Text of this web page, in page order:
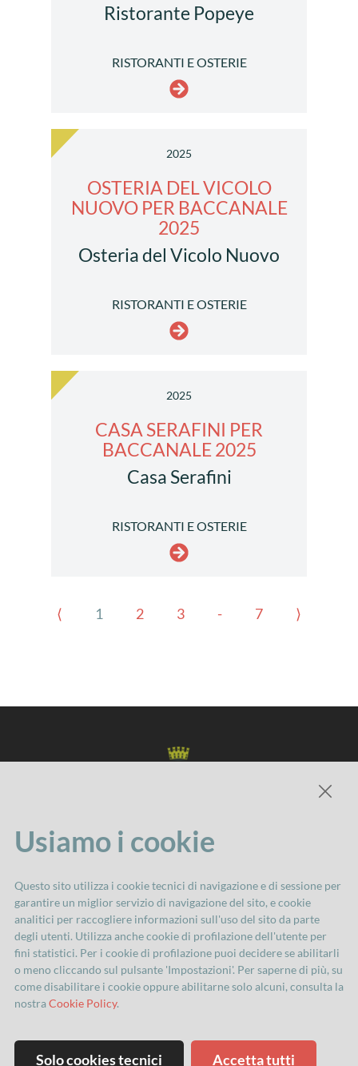
Ristorante Popeye
RISTORANTI E OSTERIE
2025
OSTERIA DEL VICOLO
NUOVO PER BACCANALE
2025
Osteria del Vicolo Nuovo
RISTORANTI E OSTERIE
2025
CASA SERAFINI PER
BACCANALE 2025
Casa Serafini
RISTORANTI E OSTERIE
⟨ 1 2 3 - 7 ⟩
Comune di Imola
Servizio Attività culturali
via Cavour, 84 40026 Imola
Tel. 0542 602300
attivita.culturali@comune.imola.bo.it
Nell’impossibilità di contattare personalmente
tutte le persone fotografate, precisiamo che le
Usiamo i cookie
Questo sito utilizza i cookie tecnici di navigazione e di sessione per
garantire un miglior servizio di navigazione del sito, e cookie
analitici per raccogliere informazioni sull'uso del sito da parte
degli utenti. Utilizza anche cookie di profilazione dell'utente per
fini statistici. Per i cookie di profilazione puoi decidere se abilitarli
o meno cliccando sul pulsante 'Impostazioni'. Per saperne di più, su
come disabilitare i cookie oppure abilitarne solo alcuni, consulta la
nostraCookie Policy.
Solo cookies tecnici Accetta tutti